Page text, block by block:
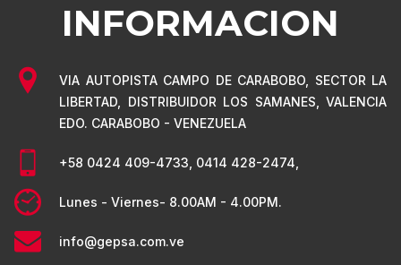
INFORMACION
VIA AUTOPISTA CAMPO DE CARABOBO, SECTOR LA
LIBERTAD, DISTRIBUIDOR LOS SAMANES, VALENCIA
EDO. CARABOBO - VENEZUELA
+58 0424 409-4733, 0414 428-2474,
Lunes - Viernes- 8.00AM - 4.00PM.
info@gepsa.com.ve